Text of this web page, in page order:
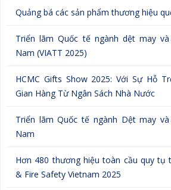
Quảng bá các sản phẩm thương hiệu
Triển lãm Quốc tế ngành dệt may
Nam (VIATT 2025)
HCMC Gifts Show 2025: Với Sự Hỗ
Gian Hàng Từ Ngân Sách Nhà Nước
Triển lãm Quốc tế ngành Dệt may
Nam
Hơn 480 thương hiệu toàn cầu quy tụ
& Fire Safety Vietnam 2025